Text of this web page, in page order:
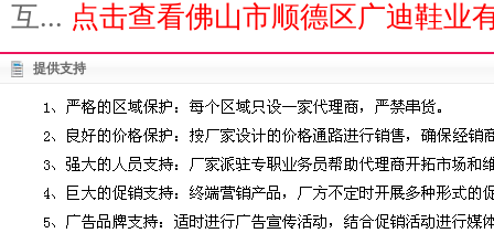
互... 点击查看佛山市顺德区广迪鞋业
提供支持